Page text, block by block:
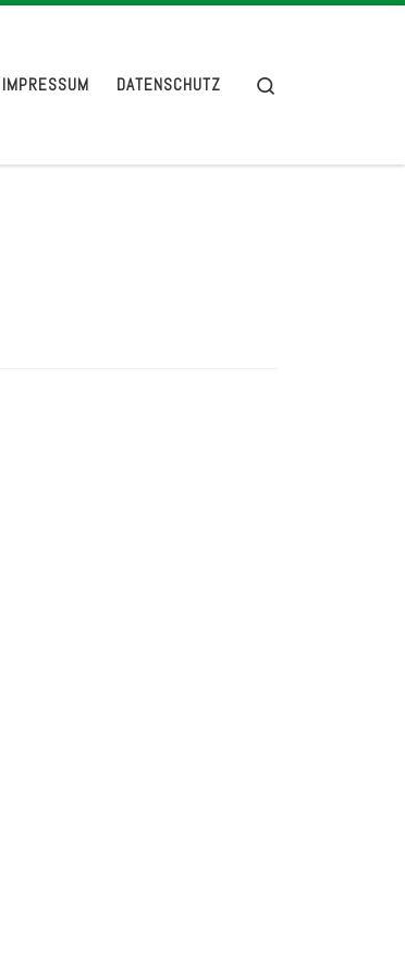
IMPRESSUM DATENSCHUTZ